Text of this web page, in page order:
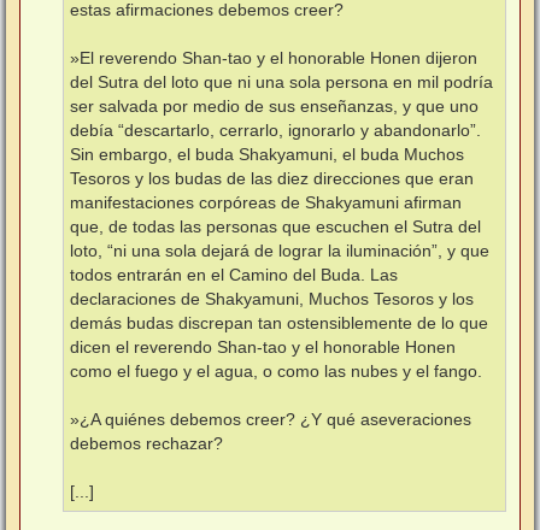
estas afirmaciones debemos creer?
»El reverendo Shan-tao y el honorable Honen dijeron
del Sutra del loto que ni una sola persona en mil podría
ser salvada por medio de sus enseñanzas, y que uno
debía “descartarlo, cerrarlo, ignorarlo y abandonarlo”.
Sin embargo, el buda Shakyamuni, el buda Muchos
Tesoros y los budas de las diez direcciones que eran
manifestaciones corpóreas de Shakyamuni afirman
que, de todas las personas que escuchen el Sutra del
loto, “ni una sola dejará de lograr la iluminación”, y que
todos entrarán en el Camino del Buda. Las
declaraciones de Shakyamuni, Muchos Tesoros y los
demás budas discrepan tan ostensiblemente de lo que
dicen el reverendo Shan-tao y el honorable Honen
como el fuego y el agua, o como las nubes y el fango.
»¿A quiénes debemos creer? ¿Y qué aseveraciones
debemos rechazar?
[...]